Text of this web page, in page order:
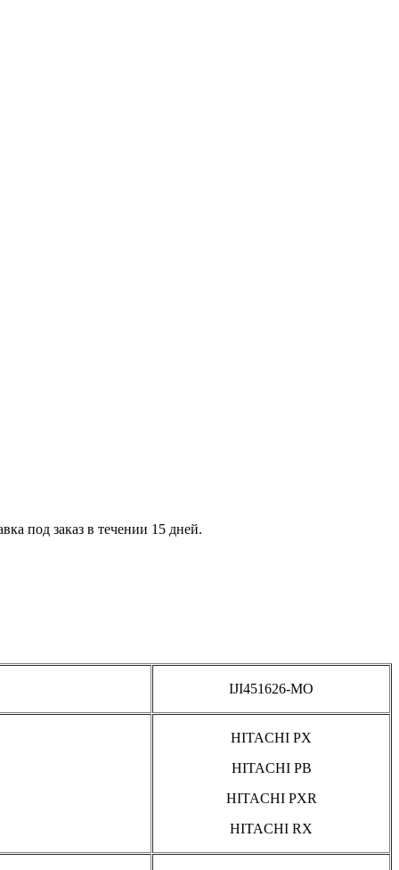
под заказ в течении 15 дней.
IJI451626-MO
HITACHI PX
HITACHI PB
HITACHI PXR
HITACHI RX